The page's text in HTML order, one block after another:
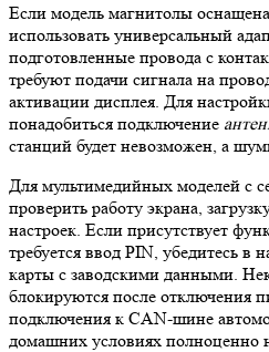
Если модель магнитолы
использовать универсальный
подготовленные провода с
требуют подачи сигнала на
активации дисплея. Для
понадобиться подключение
станций будет невозможен, а
Для мультимедийных моделей с
проверить работу экрана,
настроек. Если присутствует
требуется ввод PIN, убедитесь в
карты с заводскими данными.
блокируются после отключения
подключения к CAN-шине
домашних условиях полноценно